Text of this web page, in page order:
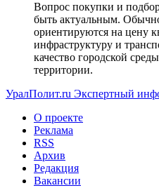
Вопрос покупки и
быть актуальным.
ориентируются на цену
инфраструктуру и
качество городской
территории.
УралПолит.ru Экспертный
О проекте
Реклама
RSS
Архив
Редакция
Вакансии